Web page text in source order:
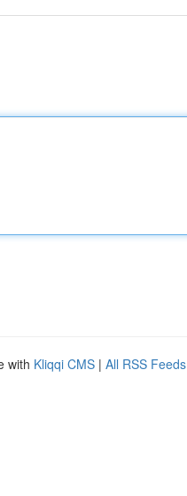
with Kliqqi CMS | All RSS Feeds